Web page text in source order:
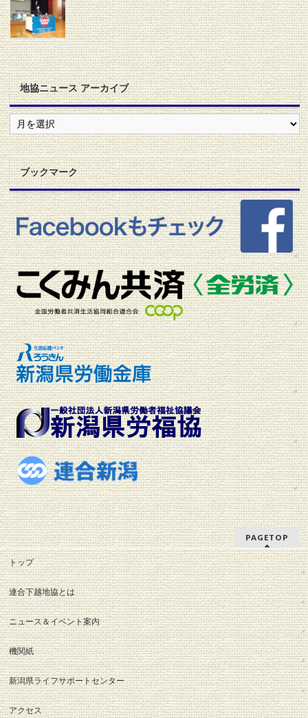
地協ニュース アーカイブ
地
協
ニ
ュ
ー
ス
ア
ー
カ
イ
ブ
ブックマーク
PAGETOP
トップ
連合下越地協とは
ニュース＆イベント案内
機関紙
新潟県ライフサポートセンター
アクセス